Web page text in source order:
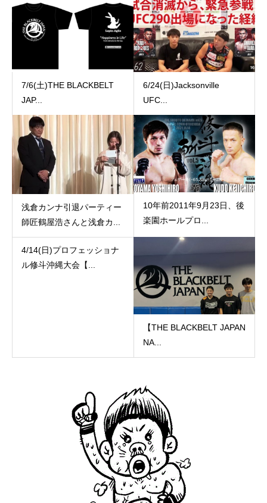
7/6(土)THE BLACKBELT
JAP...
6/24(日)Jacksonville
UFC...
浅倉カンナ引退パーティー
師匠鶴屋浩さんと浅倉カ...
10年前2011年9月23日、後
楽園ホールプロ...
4/14(日)プロフェッショナ
ル修斗沖縄大会【...
【THE BLACKBELT JAPAN
NA...